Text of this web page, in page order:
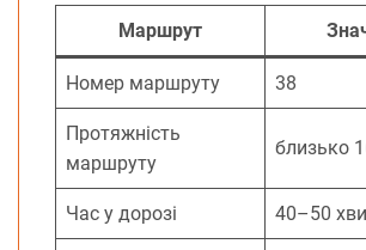
Маршрут
Номер маршруту 38
Протяжність
маршруту
близько
Час у дорозі 40–50